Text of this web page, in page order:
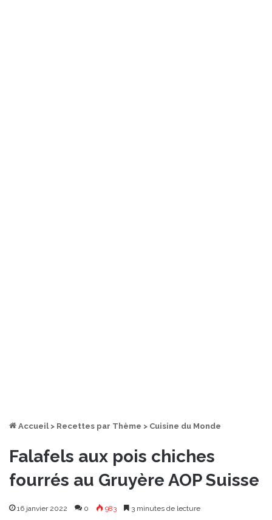
Accueil > Recettes par Thème > Cuisine du Monde
Falafels aux pois chiches
fourrés au Gruyère AOP Suisse
16 janvier 2022 0 983 3 minutes de lecture